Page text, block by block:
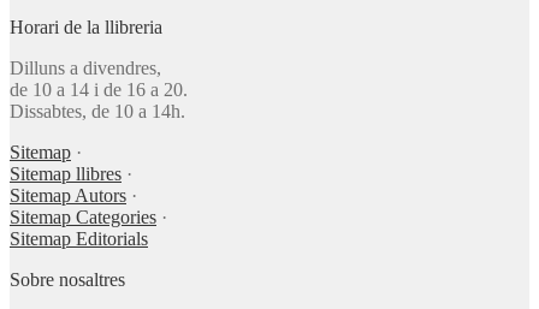
Horari de la llibreria
Dilluns a divendres,
de 10 a 14 i de 16 a 20.
Dissabtes, de 10 a 14h.
Sitemap ·
Sitemap llibres ·
Sitemap Autors ·
Sitemap Categories ·
Sitemap Editorials
Sobre nosaltres